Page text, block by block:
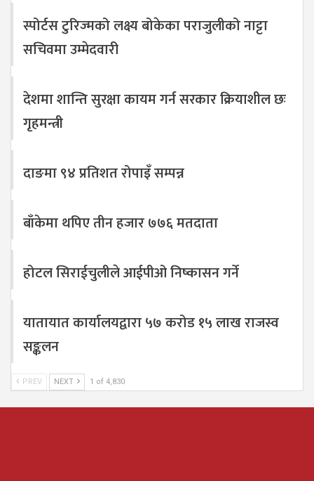
स्पोर्टस टुरिज्मको लक्ष्य बोकेका पराजुलीको नाट्टा
सचिवमा उम्मेदवारी
देशमा शान्ति सुरक्षा कायम गर्न सरकार क्रियाशील छः
गृहमन्त्री
दाङमा ९४ प्रतिशत रोपाइँ सम्पन्न
बाँकेमा थपिए तीन हजार ७७६ मतदाता
होटल सिराईचुलीले आईपीओ निष्कासन गर्ने
यातायात कार्यालयद्वारा ५७ करोड १५ लाख राजस्व
सङ्कलन
PREV NEXT 1 of 4,830